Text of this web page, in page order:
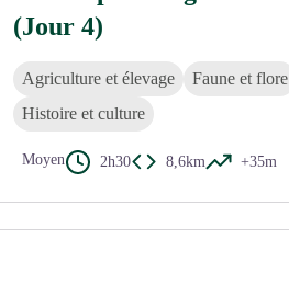
(Jour 4)
Agriculture et élevage
Faune et flore
Histoire et culture
Moyen 2h30 8,6km +35m